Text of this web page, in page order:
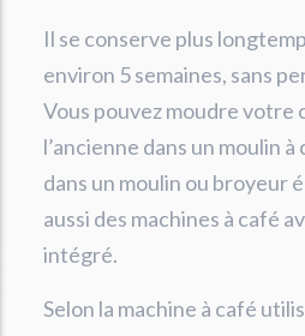
Il se conserve plus
environ 5 semaines, sans
Vous pouvez moudre votre
l’ancienne dans un moulin
dans un moulin ou broyeur
aussi des machines à café
intégré.
Selon la machine à café